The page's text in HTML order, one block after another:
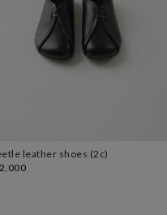
leather shoes (2c)